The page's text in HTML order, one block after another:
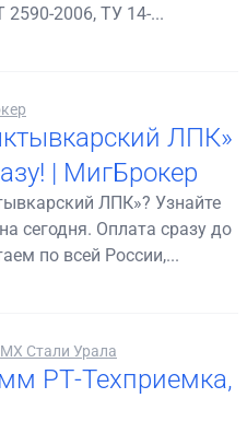
2590-2006, ТУ 14-...
ЛПК»
| МигБрокер
ЛПК»? Узнайте
сегодня. Оплата сразу до
по всей России,...
МХ Стали Урала
РТ-Техприемка,